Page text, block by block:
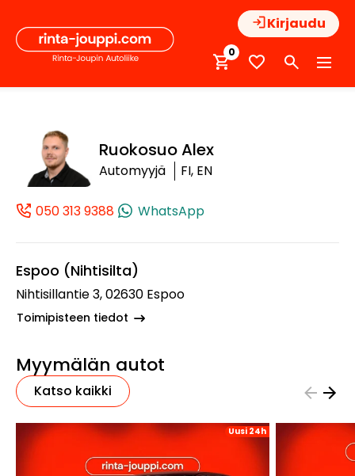
sisältöön
Kirjaudu
0
Ruokosuo Alex
Automyyjä FI, EN
050 313 9388
(+358503139388, 0503139388, +358
WhatsApp
Espoo (Nihtisilta)
Nihtisillantie 3, 02630 Espoo
Toimipisteen tiedot
Myymälän autot
Katso kaikki
Uusi 24h